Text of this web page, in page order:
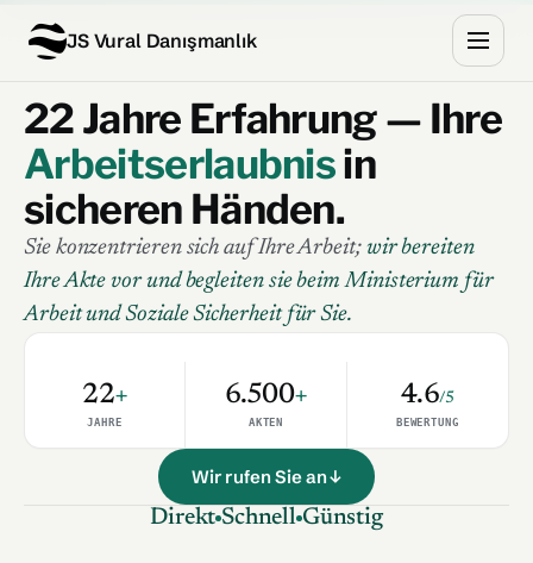
JS Vural Danışmanlık
22 Jahre Erfahrung — Ihre
Arbeitserlaubnisin
sicheren Händen.
Sie konzentrieren sich auf Ihre Arbeit; wir bereiten
Ihre Akte vor und begleiten sie beim Ministerium für
Arbeit und Soziale Sicherheit für Sie.
22+
JAHRE
6.500+
AKTEN
4.6/5
BEWERTUNG
Wir rufen Sie an ↓
Direkt Schnell Günstig